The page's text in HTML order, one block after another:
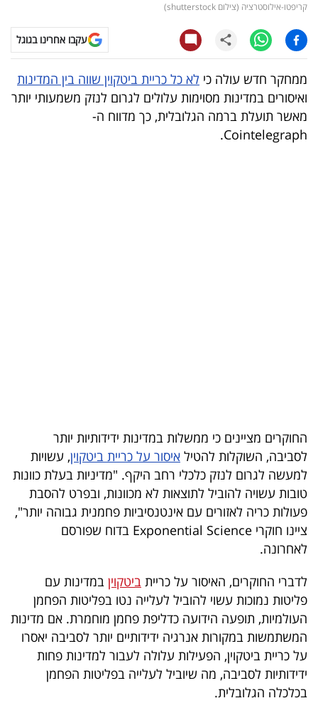
קריפטו
ויראלי
טלוויזיה
עסקי
ספורט
TOP-
5
המילון
הכלכלי
פודקאסט
40
UNDER
40
שיתופי
קריפטו-אילוסטרציה (צילום shutterstock)
עקבו אחרינו בגוגל
ממחקר חדש עולה כי לא כל כריית ביטקוין שווה בין המדינות
ואיסורים במדינות מסוימות עלולים לגרום לנזק משמעותי יותר
מאשר תועלת ברמה הגלובלית, כך מדווח ה-
Cointelegraph.
החוקרים מציינים כי ממשלות במדינות ידידותיות יותר
לסביבה, השוקלות להטיל איסור על כריית ביטקוין, עשויות
למעשה לגרום לנזק כלכלי רחב היקף. "מדיניות בעלת כוונות
טובות עשויה להוביל לתוצאות לא מכוונות, ובפרט להסבת
פעולות כריה לאזורים עם אינטנסיביות פחמנית גבוהה יותר",
ציינו חוקרי Exponential Science בדוח שפורסם
לאחרונה.
לדברי החוקרים, האיסור על כריית ביטקוין במדינות עם
פליטות נמוכות עשוי להוביל לעלייה נטו בפליטות הפחמן
העולמיות, תופעה הידועה כדליפת פחמן מוחמרת. אם מדינות
המשתמשות במקורות אנרגיה ידידותיים יותר לסביבה יאסרו
על כריית ביטקוין, הפעילות עלולה לעבור למדינות פחות
ידידותיות לסביבה, מה שיוביל לעלייה בפליטות הפחמן
בכלכלה הגלובלית.